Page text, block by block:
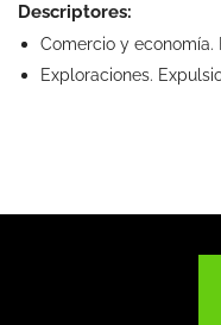
Descriptores:
Comercio y economía.
Exploraciones.